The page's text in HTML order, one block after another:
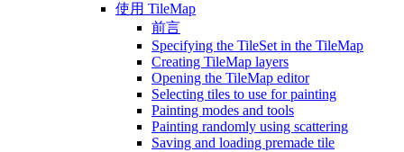
使用 TileMap
前言
Specifying the TileSet in the TileMap
Creating TileMap layers
Opening the TileMap editor
Selecting tiles to use for painting
Painting modes and tools
Painting randomly using scattering
Saving and loading premade tile